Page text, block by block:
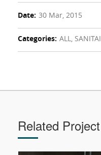
Date: 30 Mar, 2015
Categories: ALL,
Related Project